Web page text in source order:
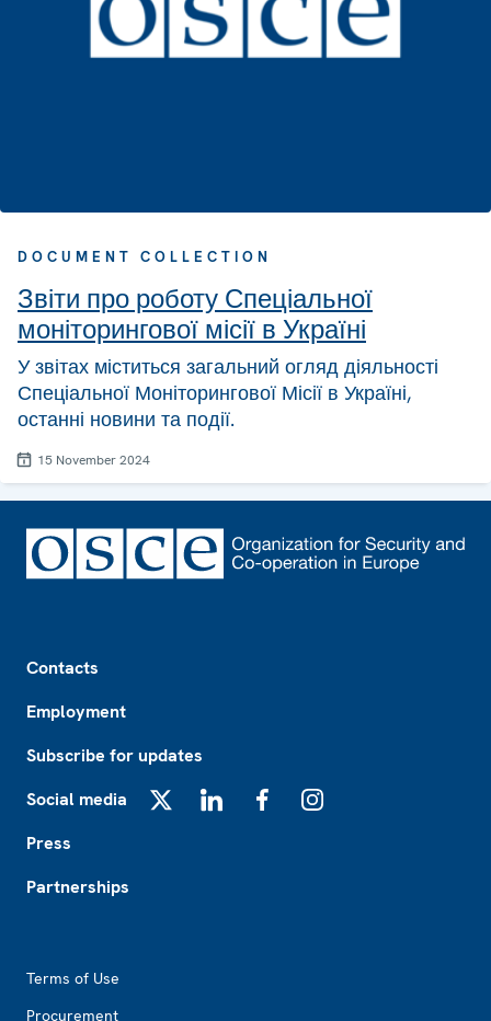
DOCUMENT COLLECTION
Звіти про роботу Спеціальної
моніторингової місії в Україні
У звітах міститься загальний огляд діяльності
Спеціальної Моніторингової Місії в Україні,
останні новини та події.
15 November 2024
Contacts
Employment
Subscribe for updates
Social media
Press
Partnerships
Terms of Use
Procurement